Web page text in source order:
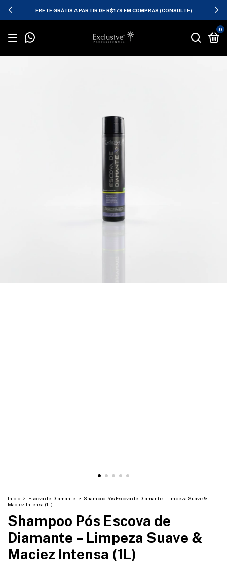
FRETE GRÁTIS A PARTIR DE R$179 EM COMPRAS (CONSULTE)
0
Início > Escova de Diamante > Shampoo Pós Escova de Diamante – Limpeza Suave &
Maciez Intensa (1L)
Shampoo Pós Escova de
Diamante – Limpeza Suave &
Maciez Intensa (1L)